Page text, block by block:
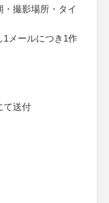
撮影場所・タイ
メールにつき1作
て送付